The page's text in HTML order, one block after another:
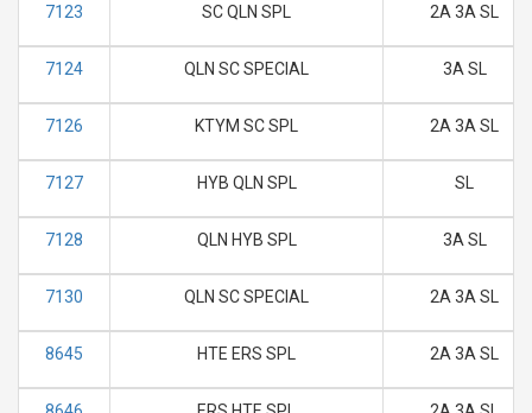
7123 SC QLN SPL 2A 3A SL
7124 QLN SC SPECIAL 3A SL
7126 KTYM SC SPL 2A 3A SL
7127 HYB QLN SPL SL
7128 QLN HYB SPL 3A SL
7130 QLN SC SPECIAL 2A 3A SL
8645 HTE ERS SPL 2A 3A SL